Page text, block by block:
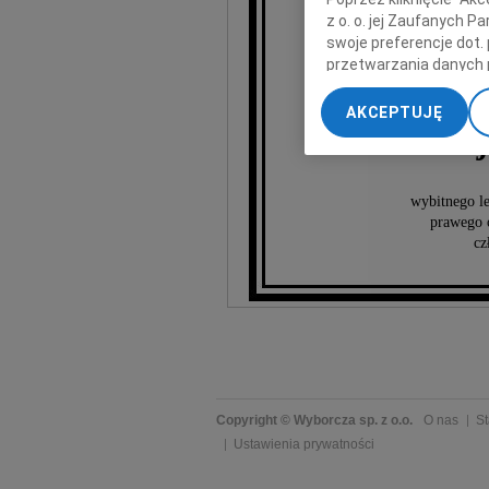
wybitnego
prawego
Copyright © Wyborcza sp. z o.o. O nas
Ustawienia prywatności
z o. o. jej Zaufanych
swoje preferencje dot.
przetwarzania danych
„Ustawienia
My, nasi Zaufani
dokładnych danych
Przechowywanie
treści, badnie
AKCEPTUJĘ